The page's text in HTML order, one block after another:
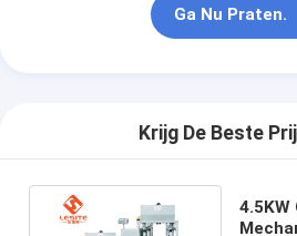
Automatische het Vastnagelen
Kaderlasser
de filters van de
Ga Nu Praten.
Krijg De Beste
4.5KW